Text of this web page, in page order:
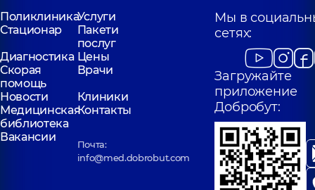
ПоликлиникаУслуги
Стационар
Пакети
послуг
Диагностика Цены
Скорая
помощь
Врачи
Новости
Клиники
Медицинская
библиотека
Контакты
Вакансии
Почта:
info@med.dobrobut.com
Мы в
сетях:
Загружайте
приложение
Добробут: